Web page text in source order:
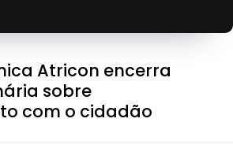
Atricon encerra
sobre
com o cidadão